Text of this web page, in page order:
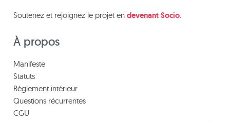
Soutenez et rejoignez le projet en devenant Socio.
À propos
Manifeste
Statuts
Règlement intérieur
Questions récurrentes
CGU